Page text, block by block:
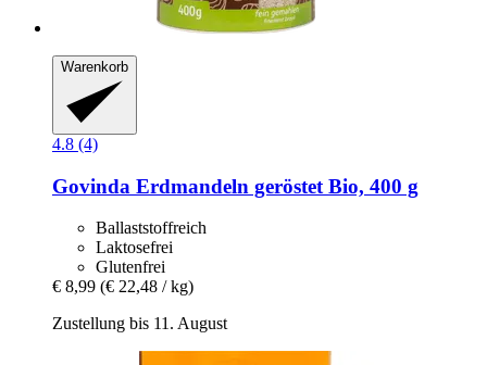
Warenkorb
4.8 (4)
Govinda Erdmandeln geröstet Bio, 400 g
Ballaststoffreich
Laktosefrei
Glutenfrei
€ 8,99 (€ 22,48 / kg)
Zustellung bis 11. August